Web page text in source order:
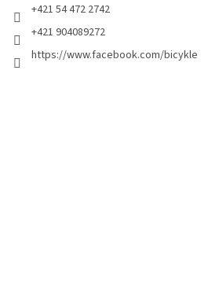
+421 54 472 2742
+421 904089272
https://www.facebook.com/bicykle